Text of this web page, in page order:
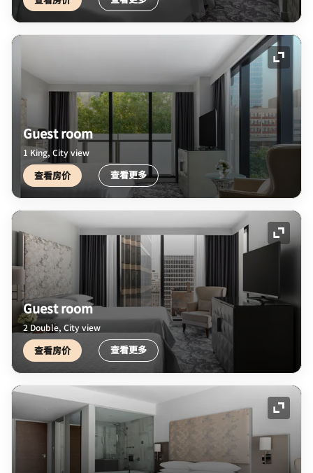
展开
Guest room
1 King, City view
查看房价 查看更多
展开
Guest room
2 Double, City view
查看房价 查看更多
展开